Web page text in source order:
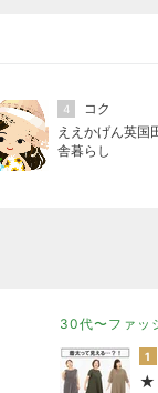
4
コク
ええかげん英国
舎暮らし
30代〜ファッ
1
★